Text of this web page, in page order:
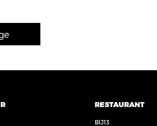
RESTAURANT
BIJ13